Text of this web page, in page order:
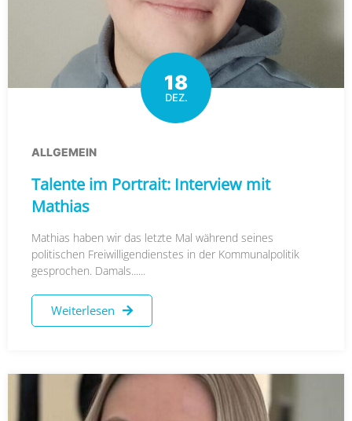
18
DEZ.
ALLGEMEIN
Talente im Portrait: Interview mit
Mathias
Mathias haben wir das letzte Mal während seines
politischen Freiwilligendienstes in der Kommunalpolitik
gesprochen. Damals......
Weiterlesen